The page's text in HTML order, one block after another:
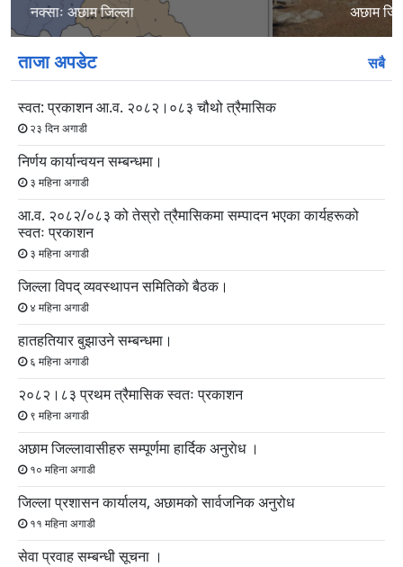
अछाम जिल्ला स्थित पर्यटकीय क्षेत्र रामारोशन
ताजा अपडेट सबै
स्वत: प्रकाशन आ.व. २०८२।०८३ चौथो त्रैमासिक
२३ दिन अगाडी
निर्णय कार्यान्वयन सम्बन्धमा।
३ महिना अगाडी
आ.व. २०८२/०८३ को तेस्रो त्रैमासिकमा सम्पादन भएका कार्यहरूको
स्वतः प्रकाशन
३ महिना अगाडी
जिल्ला विपद् व्यवस्थापन समितिकाे बैठक।
४ महिना अगाडी
हातहतियार बुझाउने सम्बन्धमा।
६ महिना अगाडी
२०८२।८३ प्रथम त्रैमासिक स्वतः प्रकाशन
९ महिना अगाडी
अछाम जिल्लावासीहरु सम्पूर्णमा हार्दिक अनुराेध ।
१० महिना अगाडी
जिल्ला प्रशासन कार्यालय, अछामको सार्वजनिक अनुरोध
११ महिना अगाडी
सेवा प्रवाह सम्बन्धी सूचना ।